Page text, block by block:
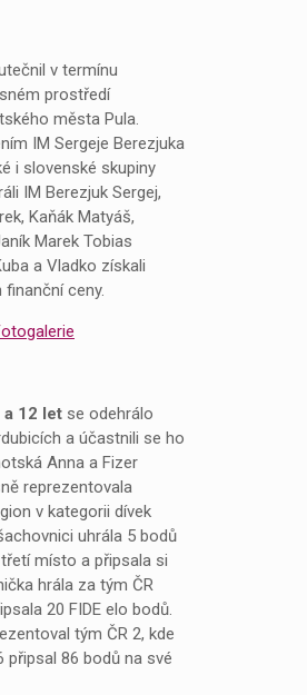
v termínu
prostředí
města Pula.
IM Sergeje Berezjuka
i slovenské skupiny
IM Berezjuk Sergej,
Kaňák Matyáš,
Marek Tobias
a Vladko získali
ceny.
a 12 let se odehrálo
a účastnili se ho
Anna a Fizer
reprezentovala
v kategorii dívek
uhrála 5 bodů
místo a připsala si
hrála za tým ČR
20 FIDE elo bodů.
tým ČR 2, kde
připsal 86 bodů na své